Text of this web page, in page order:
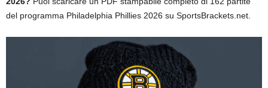
del programma Philadelphia Phillies 2026 su SportsBrackets.net.